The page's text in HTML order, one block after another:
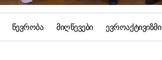
წევრობა მიღწევები ევროაქტივიზმი